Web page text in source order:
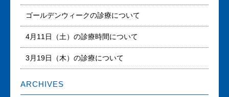
ゴールデンウィークの診療について
4月11日（土）の診療時間について
3月19日（木）の診療について
ARCHIVES